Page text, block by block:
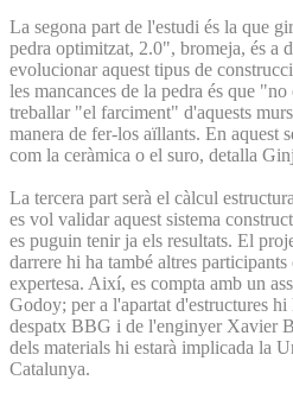
La segona part de l'estudi és la que
pedra optimitzat, 2.0", bromeja, és a
evolucionar aquest tipus de
les mancances de la pedra és que
treballar "el farciment" d'aquests
manera de fer-los aïllants. En aquest
com la ceràmica o el suro, detalla
La tercera part serà el càlcul
es vol validar aquest sistema
es puguin tenir ja els resultats. El
darrere hi ha també altres participants
expertesa. Així, es compta amb un
Godoy; per a l'apartat d'estructures
despatx BBG i de l'enginyer Xavier
dels materials hi estarà implicada la
Catalunya.